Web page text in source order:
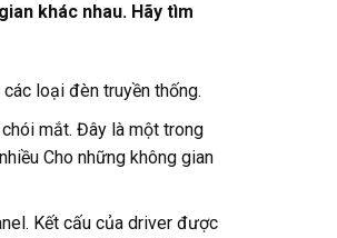
khác nhau. Hãy tìm
loại đèn truyền thống.
mắt. Đây là một trong
Cho những không gian
Kết cấu của driver được